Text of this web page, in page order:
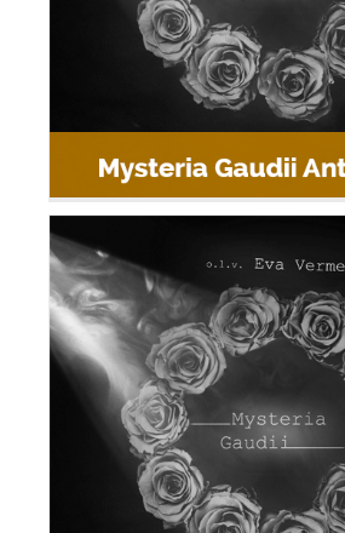
Mysteria Gaudii Tielen